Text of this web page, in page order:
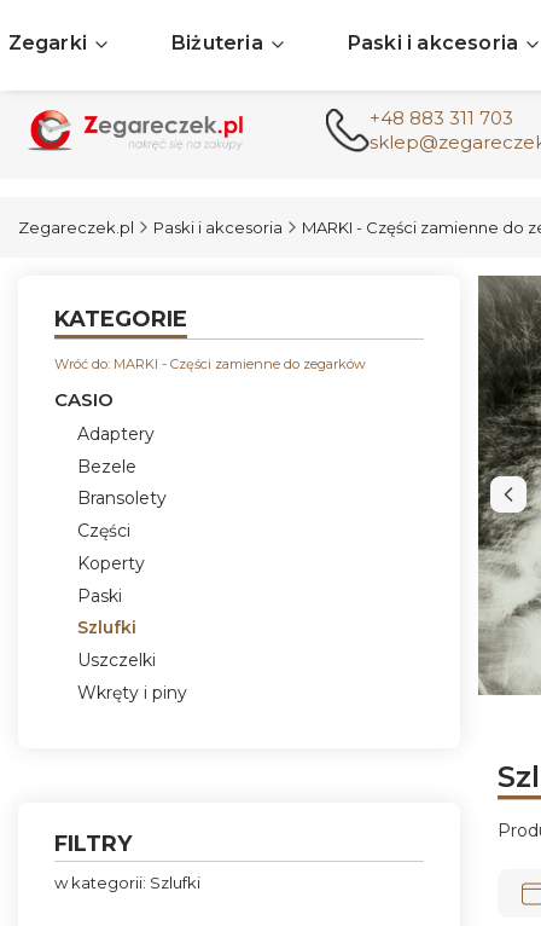
+48 883 311 703
Zegarki Biżuteria Paski i akcesoria
Zegareczek.pl Paski i akcesoria MARKI - Części zamienne do
KATEGORIE
Wróć do: MARKI - Części zamienne do zegarków
CASIO
Adaptery
Bezele
Bransolety
Części
Koperty
Paski
Szlufki
Uszczelki
Wkręty i piny
FILTRY
w kategorii: Szlufki